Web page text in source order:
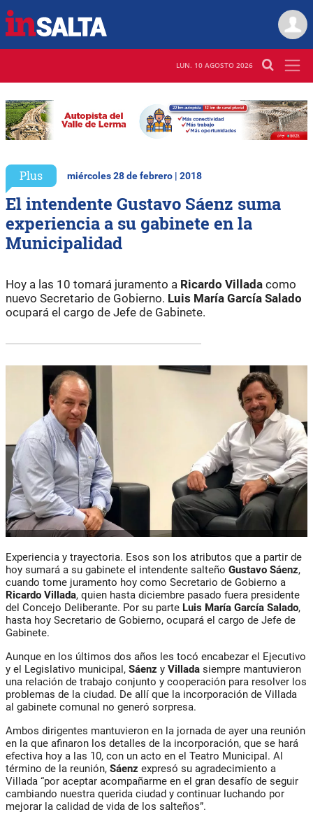
LUN. 10 AGOSTO 2026
Plus miércoles 28 de febrero | 2018
El intendente Gustavo Sáenz suma
experiencia a su gabinete en la
Municipalidad
Hoy a las 10 tomará juramento a Ricardo Villada como
nuevo Secretario de Gobierno. Luis María García Salado
ocupará el cargo de Jefe de Gabinete.
Experiencia y trayectoria. Esos son los atributos que a partir de
hoy sumará a su gabinete el intendente salteño Gustavo Sáenz,
cuando tome juramento hoy como Secretario de Gobierno a
Ricardo Villada, quien hasta diciembre pasado fuera presidente
del Concejo Deliberante. Por su parte Luis María García Salado,
hasta hoy Secretario de Gobierno, ocupará el cargo de Jefe de
Gabinete.
Aunque en los últimos dos años les tocó encabezar el Ejecutivo
y el Legislativo municipal, Sáenz y Villada siempre mantuvieron
una relación de trabajo conjunto y cooperación para resolver los
problemas de la ciudad. De allí que la incorporación de Villada
al gabinete comunal no generó sorpresa.
Ambos dirigentes mantuvieron en la jornada de ayer una reunión
en la que afinaron los detalles de la incorporación, que se hará
efectiva hoy a las 10, con un acto en el Teatro Municipal. Al
término de la reunión, Sáenz expresó su agradecimiento a
Villada “por aceptar acompañarme en el gran desafío de seguir
cambiando nuestra querida ciudad y continuar luchando por
mejorar la calidad de vida de los salteños”.